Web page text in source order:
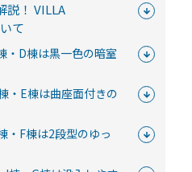
説！ VILLA
て
・D棟は黒一色の暗室
・E棟は曲座面付きの
・F棟は2段型のゆっ
特徴と機能について
種の選び方動画
すめの記事